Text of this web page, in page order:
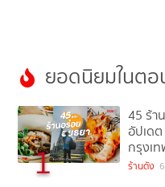
ยอดนิยมในต
1
45 ร้า
อัปเด
กรุงเ
ร้านดัง